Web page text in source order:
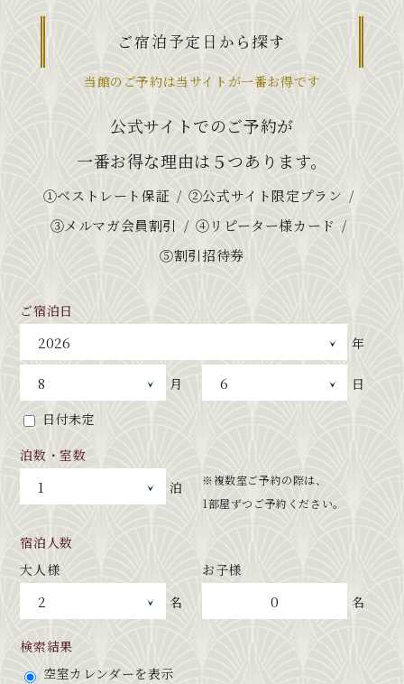
ご宿泊予定日から探す
当館のご予約は当サイトが一番お得です
公式サイトでのご予約が
一番お得な理由は５つあります。
①ベストレート保証
②公式サイト限定プラン
③メルマガ会員割引
④リピーター様カード
⑤割引招待券
ご宿泊日
年
月
日
日付未定
泊数・室数
泊
※複数室ご予約の際は、
1部屋ずつご予約ください。
宿泊人数
大人様
名
お子様
0 名
検索結果
空室カレンダーを表示